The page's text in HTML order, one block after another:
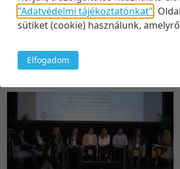
Relevancia
Kezdés/
Feltöltés
Feltöltés
1 tétel
5 tétel/oldal
50 tétel/oldal
100 tétel/oldal
"Adatvédelmi tájékoztatónkat"
sütiket (cookie) használunk,
Elfogadom